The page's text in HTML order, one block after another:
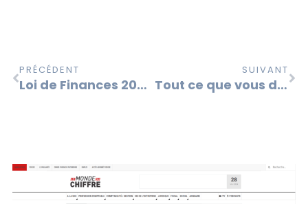
PRÉCÉDENT
Loi de Finances 2024 (art. 22) : durcissement de la politique des prix de transfert
SUIVANT
Tout ce que vous devez savoir sur la CSRD et comment elle impactera votre entreprise